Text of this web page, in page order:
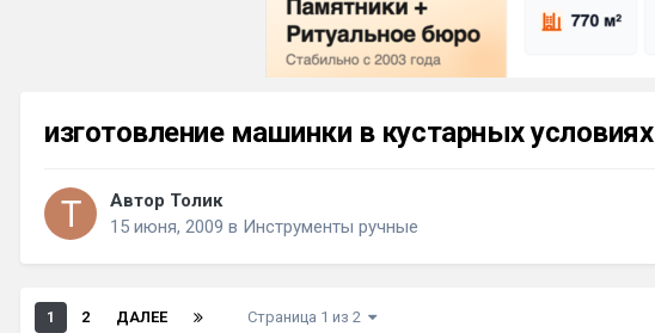
изготовление машинки в кустарных условиях
Автор Толик
15 июня, 2009 в Инструменты ручные
1 2 ДАЛЕЕ Страница 1 из 2